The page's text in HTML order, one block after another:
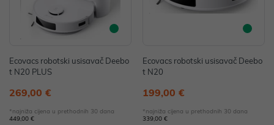
Ecovacs robotski usisavač Deebo
t N20 PLUS
269,00 €
*najniža cijena u prethodnih 30 dana
449,00 €
Ecovacs robotski usisavač Deebo
t N20
199,00 €
*najniža cijena u prethodnih 30 dana
339,00 €